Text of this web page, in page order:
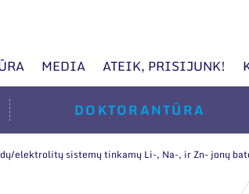
MEDIA ATEIK, PRISIJUNK!
DOKTORANTŪRA
elektrolitų sistemų tinkamų Li-, Na-, ir Zn- jonų